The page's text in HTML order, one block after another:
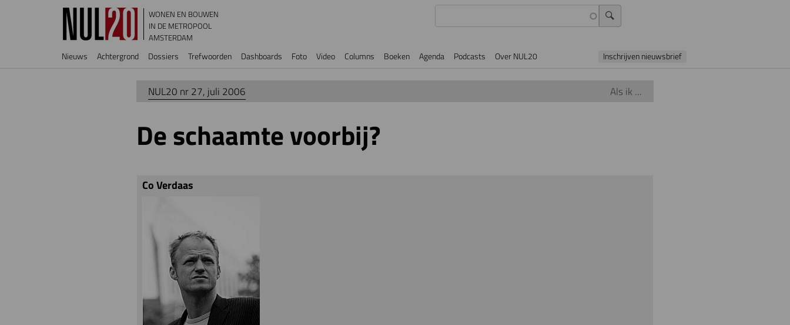
Overslaan en naar de inhoud gaan
WONEN EN BOUWEN
IN DE METROPOOL
AMSTERDAM
Hoofdnavigatie
Nieuws Achtergrond Dossiers Trefwoorden Dashboards Foto Video Columns Boeken Agenda Podcasts Over NUL20 Inschrijven nieuwsbrief
NUL20 nr 27, juli 2006 Als ik ...
De schaamte voorbij?
Co Verdaas